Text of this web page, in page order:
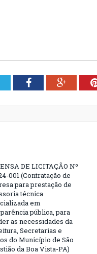
TwitterFacebook
DE LICITAÇÃO Nº
001 (Contratação de
para prestação de
técnica
em
pública, para
as necessidades da
Secretarias e
do Município de São
da Boa Vista-PA)